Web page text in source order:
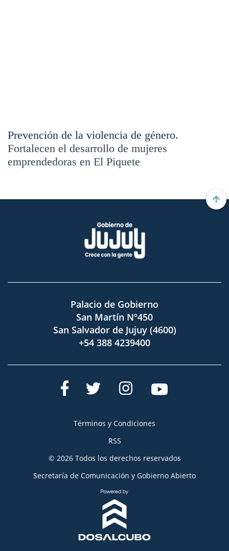
Prevención de la violencia de género.
Fortalecen el desarrollo de mujeres
emprendedoras en El Piquete
Palacio de Gobierno
San Martín Nº450
San Salvador de Jujuy (4600)
+54 388 4239400
Términos y Condiciones
RSS
© 2026 Todos los derechos reservados
Secretaría de Comunicación y Gobierno Abierto